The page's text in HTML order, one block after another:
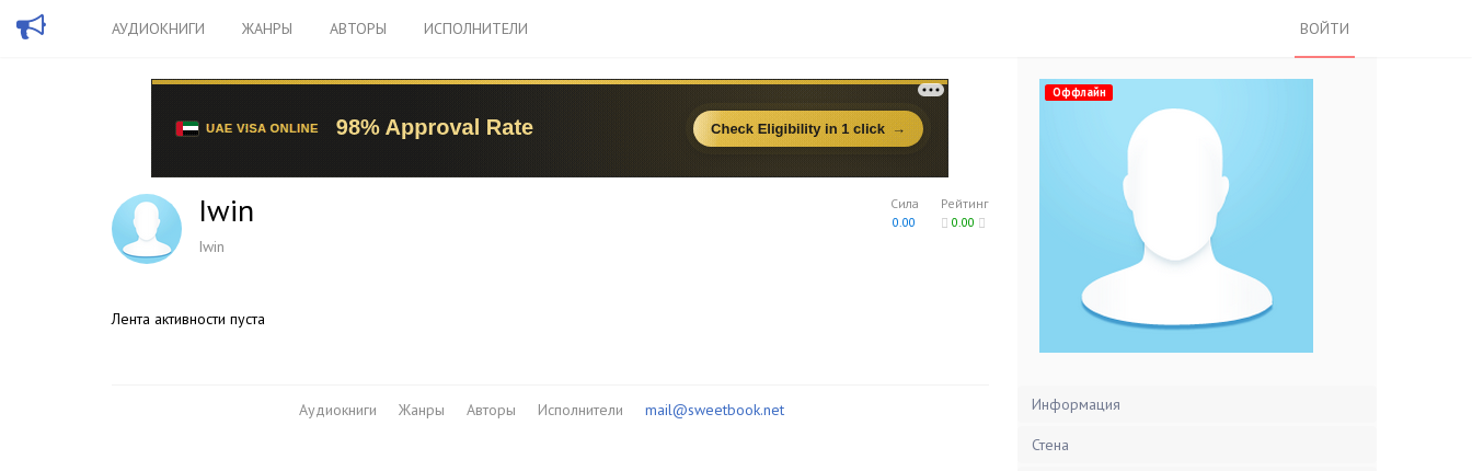
АУДИОКНИГИ ЖАНРЫ АВТОРЫ ИСПОЛНИТЕЛИ ВОЙТИ
Рейтинг
0.00
Сила
0.00
Iwin
Iwin
Лента активности пуста
Аудиокниги Жанры Авторы Исполнители mail@sweetbook.net
Оффлайн
Информация
Стена